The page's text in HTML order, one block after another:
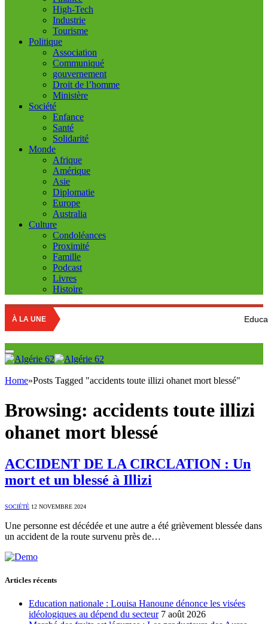
High-Tech
Industrie
Tourisme
Politique
Association
Communiqué
gouvernement
Droit de l’homme
Ministère
Société
Enfance
Santé
Solidarité
Monde
Afrique
Amérique
Asie
Diplomatie
Europe
Australia
Culture
Condoléances
Proximité
Famille
Podcast
Livres
Histoire
À LA UNE Education
Home»Posts Tagged "accidents toute illizi ohanet mort blessé"
Browsing: accidents toute illizi
ohanet mort blessé
ACCIDENT DE LA CIRCLATION : Un
mort et un blessé à Illizi
SOCIÉTÉ 12 NOVEMBRE 2024
Une personne est décédée et une autre a été grièvement blessée dans
un accident de la route survenu près de…
Articles récents
Education nationale : Louisa Hanoune dénonce les visées
idéologiques au dépend du secteur 7 août 2026